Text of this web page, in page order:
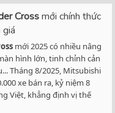
Crossmới chính thức
giá
mới 2025 có nhiều nâng
hình lớn, tinh chỉnh cản
Tháng 8/2025, Mitsubishi
xe bán ra, kỷ niệm 8
Việt, khẳng định vị thế